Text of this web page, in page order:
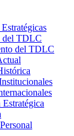
del TDLC
del TDLC